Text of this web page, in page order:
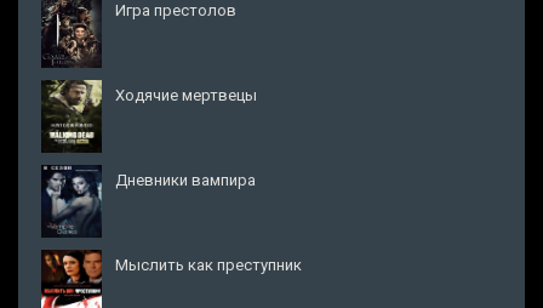
Игра престолов
Ходячие мертвецы
Дневники вампира
Мыслить как преступник